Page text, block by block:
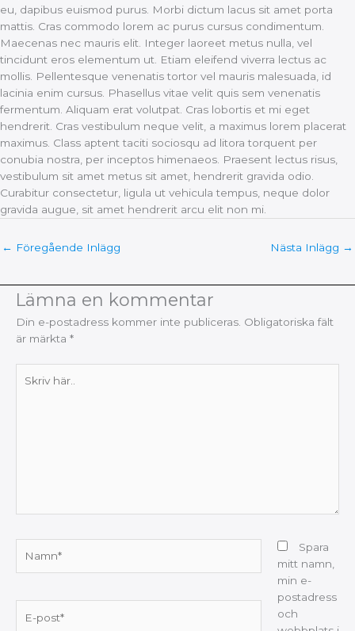
eu, dapibus euismod purus. Morbi dictum lacus sit amet porta
mattis. Cras commodo lorem ac purus cursus condimentum.
Maecenas nec mauris elit. Integer laoreet metus nulla, vel
tincidunt eros elementum ut. Etiam eleifend viverra lectus ac
mollis. Pellentesque venenatis tortor vel mauris malesuada, id
lacinia enim cursus. Phasellus vitae velit quis sem venenatis
fermentum. Aliquam erat volutpat. Cras lobortis et mi eget
hendrerit. Cras vestibulum neque velit, a maximus lorem placerat
maximus. Class aptent taciti sociosqu ad litora torquent per
conubia nostra, per inceptos himenaeos. Praesent lectus risus,
vestibulum sit amet metus sit amet, hendrerit gravida odio.
Curabitur consectetur, ligula ut vehicula tempus, neque dolor
gravida augue, sit amet hendrerit arcu elit non mi.
← Föregående Inlägg Nästa Inlägg →
Lämna en kommentar
Din e-postadress kommer inte publiceras. Obligatoriska fält
är märkta *
här..
post*
Spara
mitt namn,
min e-
postadress
och